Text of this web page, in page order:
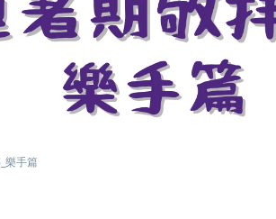
樂手篇